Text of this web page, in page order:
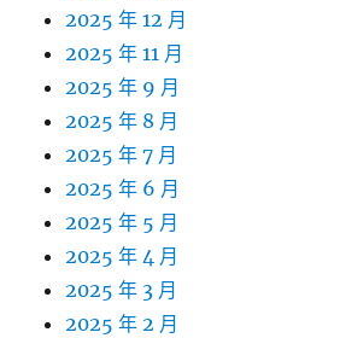
2025 年 12 月
2025 年 11 月
2025 年 9 月
2025 年 8 月
2025 年 7 月
2025 年 6 月
2025 年 5 月
2025 年 4 月
2025 年 3 月
2025 年 2 月